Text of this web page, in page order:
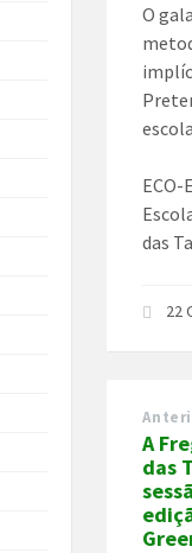
O
ECO-
das
22
A
das